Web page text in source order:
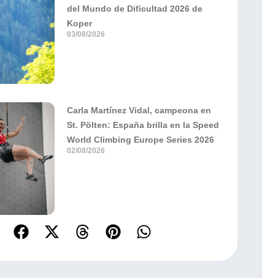
del Mundo de Dificultad 2026 de
Koper
03/08/2026
Carla Martínez Vidal, campeona en
St. Pölten: España brilla en la Speed
World Climbing Europe Series 2026
02/08/2026